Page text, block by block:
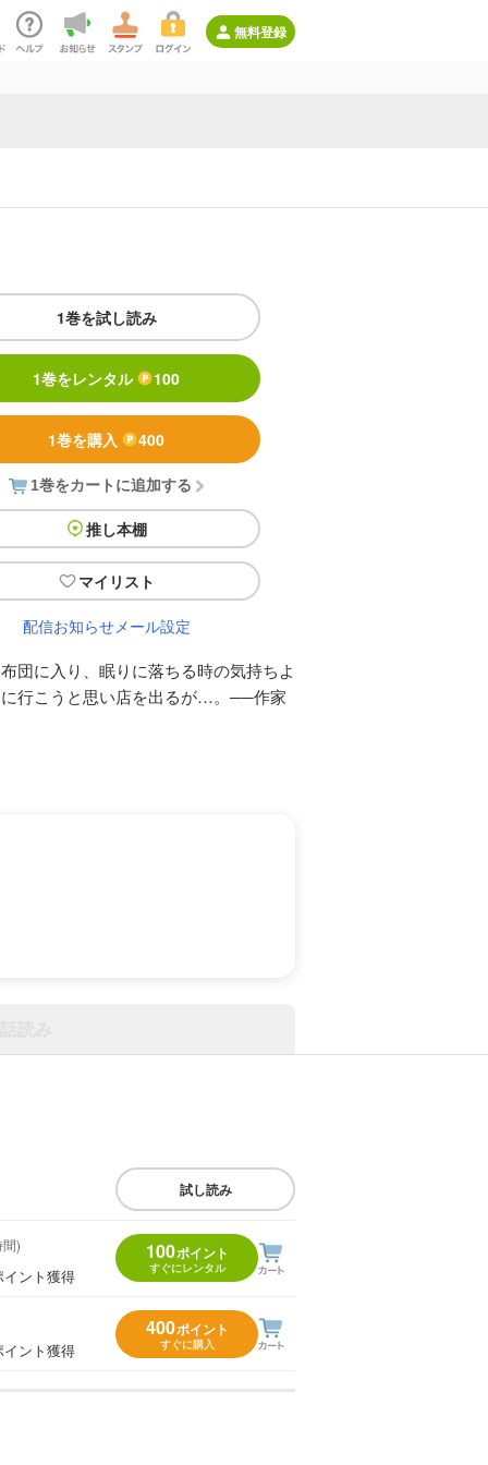
無料登録
1巻を試し読み
1巻をレンタル 100
1巻を購入 400
1巻をカートに追加する
推し本棚
マイリスト
配信お知らせメール設定
団に入り、眠りに落ちる時の気持ちよ
行こうと思い店を出るが…。──作家
試し読み
)
イント獲得
100ポイント
すぐにレンタル
イント獲得
400ポイント
すぐに購入